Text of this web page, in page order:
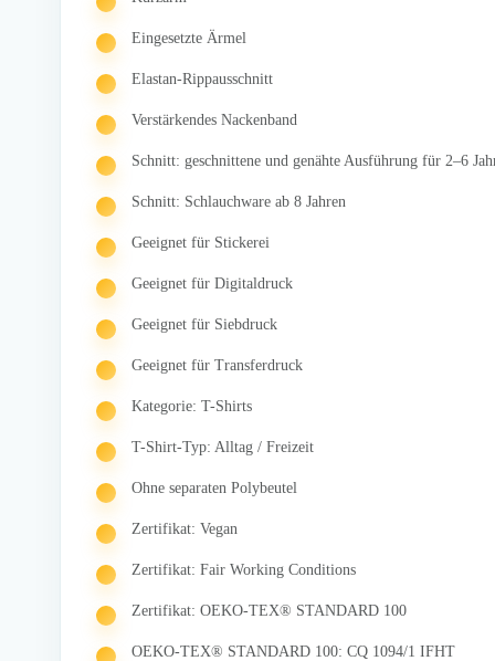
Eingesetzte Ärmel
Elastan-Rippausschnitt
Verstärkendes Nackenband
Schnitt: geschnittene und genähte Ausführung für 2–6
Schnitt: Schlauchware ab 8 Jahren
Geeignet für Stickerei
Geeignet für Digitaldruck
Geeignet für Siebdruck
Geeignet für Transferdruck
Kategorie: T-Shirts
T-Shirt-Typ: Alltag / Freizeit
Ohne separaten Polybeutel
Zertifikat: Vegan
Zertifikat: Fair Working Conditions
Zertifikat: OEKO-TEX® STANDARD 100
OEKO-TEX® STANDARD 100: CQ 1094/1 IFHT